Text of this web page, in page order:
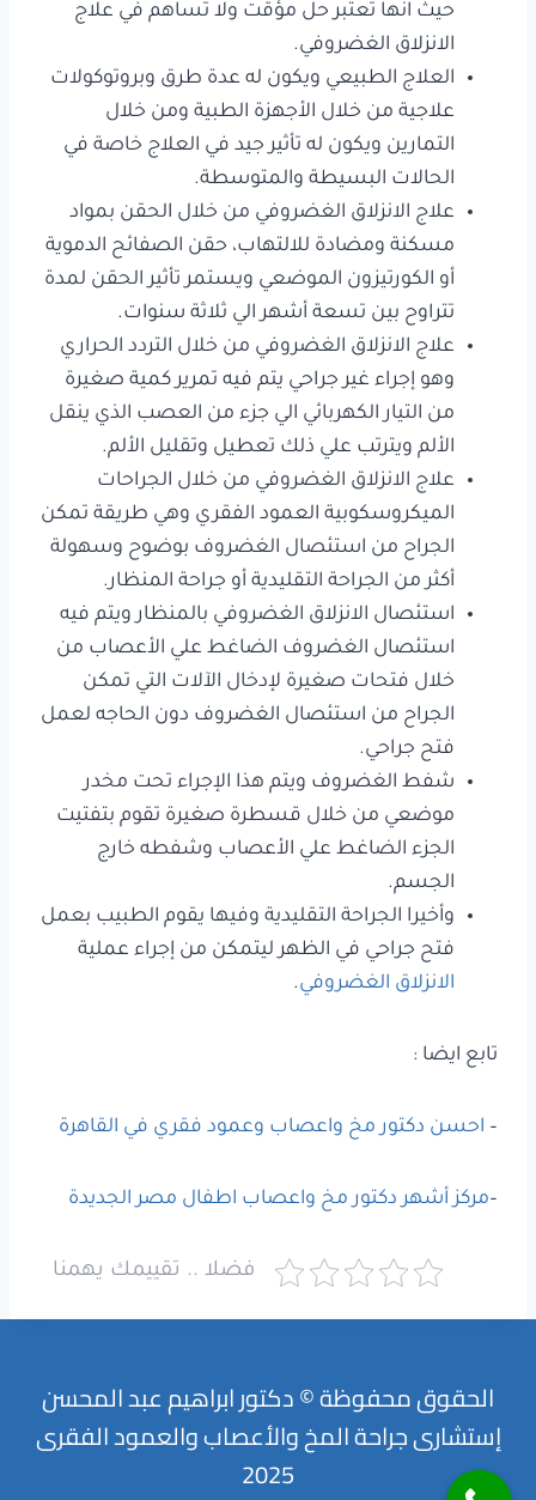
حيث انها تعتبر حل مؤقت ولا تساهم في علاج
الانزلاق الغضروفي.
العلاج الطبيعي ويكون له عدة طرق وبروتوكولات
علاجية من خلال الأجهزة الطبية ومن خلال
التمارين ويكون له تأثير جيد في العلاج خاصة في
الحالات البسيطة والمتوسطة.
علاج الانزلاق الغضروفي من خلال الحقن بمواد
مسكنة ومضادة للالتهاب، حقن الصفائح الدموية
أو الكورتيزون الموضعي ويستمر تأثير الحقن لمدة
تتراوح بين تسعة أشهر الي ثلاثة سنوات.
علاج الانزلاق الغضروفي من خلال التردد الحراري
وهو إجراء غير جراحي يتم فيه تمرير كمية صغيرة
من التيار الكهربائي الي جزء من العصب الذي ينقل
الألم ويترتب علي ذلك تعطيل وتقليل الألم.
علاج الانزلاق الغضروفي من خلال الجراحات
الميكروسكوبية العمود الفقري وهي طريقة تمكن
الجراح من استئصال الغضروف بوضوح وسهولة
أكثر من الجراحة التقليدية أو جراحة المنظار.
استئصال الانزلاق الغضروفي بالمنظار ويتم فيه
استئصال الغضروف الضاغط علي الأعصاب من
خلال فتحات صغيرة لإدخال الآلات التي تمكن
الجراح من استئصال الغضروف دون الحاجه لعمل
فتح جراحي.
شفط الغضروف ويتم هذا الإجراء تحت مخدر
موضعي من خلال قسطرة صغيرة تقوم بتفتيت
الجزء الضاغط علي الأعصاب وشفطه خارج
الجسم.
وأخيرا الجراحة التقليدية وفيها يقوم الطبيب بعمل
فتح جراحي في الظهر ليتمكن من إجراء عملية
الانزلاق الغضروفي.
تابع ايضا :
– احسن دكتور مخ واعصاب وعمود فقري في القاهرة
–مركز أشهر دكتور مخ واعصاب اطفال مصر الجديدة
فضلا .. تقييمك يهمنا
الحقوق محفوظة © دكتور ابراهيم عبد المحسن
إستشارى جراحة المخ والأعصاب والعمود الفقرى
2025